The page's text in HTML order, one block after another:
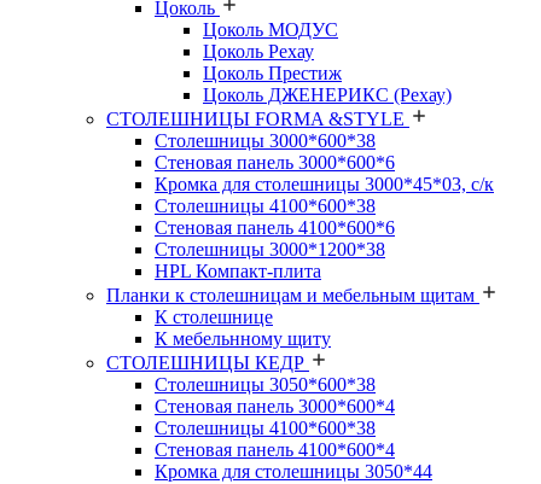
Цоколь
Цоколь МОДУС
Цоколь Рехау
Цоколь Престиж
Цоколь ДЖЕНЕРИКС (Рехау)
СТОЛЕШНИЦЫ FORMA &STYLE
Столешницы 3000*600*38
Стеновая панель 3000*600*6
Кромка для столешницы 3000*45*03, с/к
Столешницы 4100*600*38
Стеновая панель 4100*600*6
Столешницы 3000*1200*38
HPL Компакт-плита
Планки к столешницам и мебельным щитам
К столешнице
К мебельнному щиту
СТОЛЕШНИЦЫ КЕДР
Столешницы 3050*600*38
Стеновая панель 3000*600*4
Столешницы 4100*600*38
Стеновая панель 4100*600*4
Кромка для столешницы 3050*44